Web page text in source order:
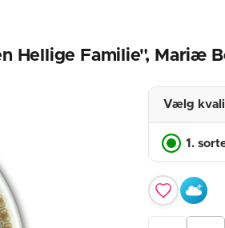
Hellige Familie", Mariæ
Vælg
1.